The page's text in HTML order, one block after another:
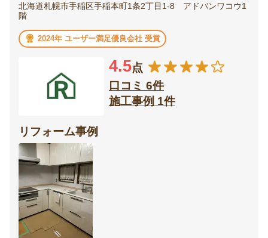
北海道札幌市手稲区手稲本町1条2丁目1-8 アドバンワコウ1
階
2024年 ユーザー満足優良会社 受賞
4.5点
口コミ 6件
施工事例 1件
リフォーム事例